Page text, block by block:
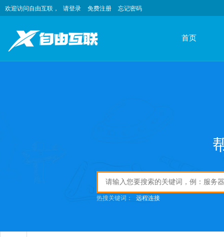
欢迎访问自由互联， 请登录 免费注册 忘记密码
首页
热搜关键词： 远程连接